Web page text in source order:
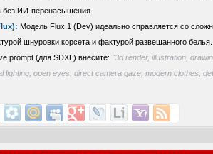
без ИИ-перенасыщения.
Модель Flux.1 (Dev) идеально справляется со
шнуровки корсета и фактурой развешанного
prompt (для SDXL) внесите: "3d render, illustration,
lighting, open eyes, direct camera gaze, modern clothes,